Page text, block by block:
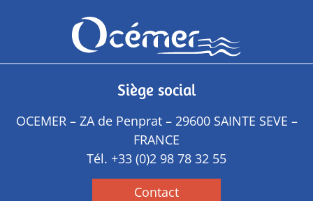
Siège social
OCEMER – ZA de Penprat – 29600 SAINTE SEVE –
FRANCE
Tél. +33 (0)2 98 78 32 55
Contact